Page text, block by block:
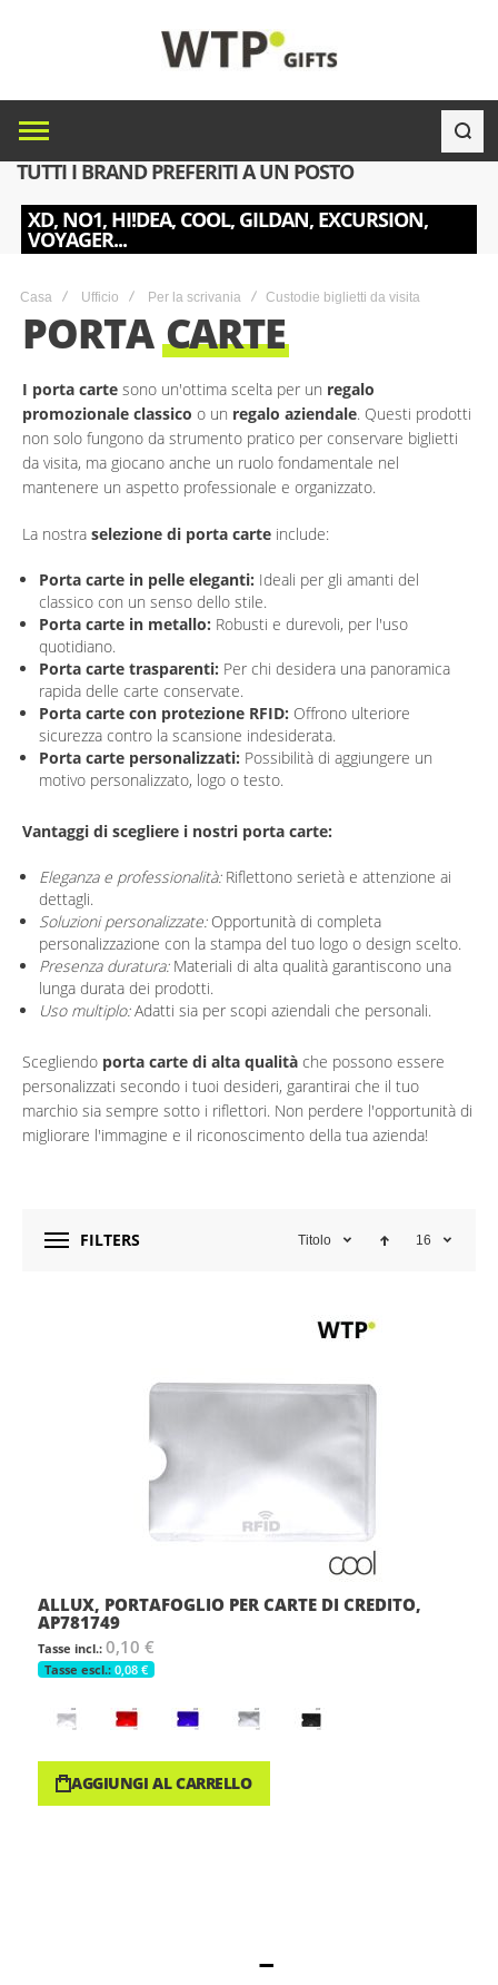
TUTTI I BRAND PREFERITI A UN POSTO
XD, NO1, HI!DEA, COOL, GILDAN, EXCURSION,
VOYAGER...
Casa Ufficio Per la scrivania Custodie biglietti da visita
PORTACARTE
I porta carte sono un'ottima scelta per un regalo
promozionale classico o un regalo aziendale. Questi prodotti
non solo fungono da strumento pratico per conservare biglietti
da visita, ma giocano anche un ruolo fondamentale nel
mantenere un aspetto professionale e organizzato.
La nostra selezione di porta carte include:
Porta carte in pelle eleganti: Ideali per gli amanti del
classico con un senso dello stile.
Porta carte in metallo: Robusti e durevoli, per l'uso
quotidiano.
Porta carte trasparenti: Per chi desidera una panoramica
rapida delle carte conservate.
Porta carte con protezione RFID: Offrono ulteriore
sicurezza contro la scansione indesiderata.
Porta carte personalizzati: Possibilità di aggiungere un
motivo personalizzato, logo o testo.
Vantaggi di scegliere i nostri porta carte:
Eleganza e professionalità:Riflettono serietà e attenzione ai
dettagli.
Soluzioni personalizzate:Opportunità di completa
personalizzazione con la stampa del tuo logo o design scelto.
Presenza duratura:Materiali di alta qualità garantiscono una
lunga durata dei prodotti.
Uso multiplo:Adatti sia per scopi aziendali che personali.
Scegliendo porta carte di alta qualità che possono essere
personalizzati secondo i tuoi desideri, garantirai che il tuo
marchio sia sempre sotto i riflettori. Non perdere l'opportunità di
migliorare l'immagine e il riconoscimento della tua azienda!
FILTERS Titolo 16
ALLUX, PORTAFOGLIO PER CARTE DI CREDITO,
AP781749
0,10 €
0,08 €
AGGIUNGI AL CARRELLO